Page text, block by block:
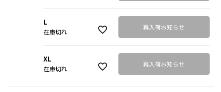
L
在庫切れ
再入荷お知らせ
XL
在庫切れ
再入荷お知らせ